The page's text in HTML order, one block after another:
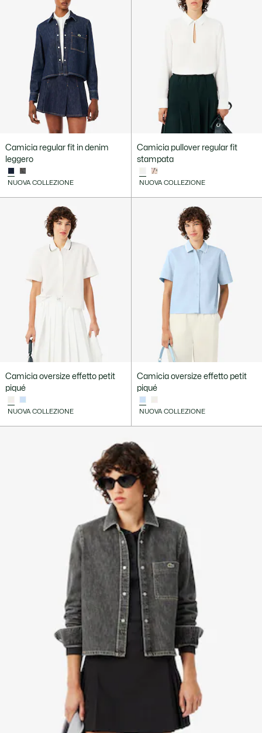
Camicia regular fit in denim
leggero
NUOVA COLLEZIONE
Camicia pullover regular fit
stampata
NUOVA COLLEZIONE
Camicia oversize effetto petit
piqué
NUOVA COLLEZIONE
Camicia oversize effetto petit
piqué
NUOVA COLLEZIONE